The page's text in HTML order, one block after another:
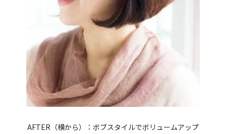
AFTER（横から）：ボブスタイルでボリュームアップ